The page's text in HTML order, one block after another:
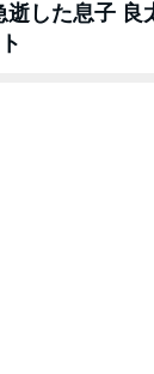
逝した息子 良